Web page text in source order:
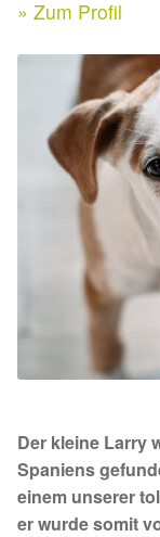
Aktuelle
Ihre/Eure
Spenden
Juli bis
Januar
Spenden 2024
Januar bis
Spenden 2023
Kontakt &
Facebook
Instagram
» Zum Profil
Der kleine Larry
Spaniens
einem unserer
er wurde somit